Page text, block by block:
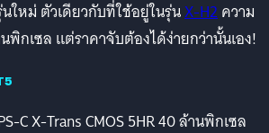
นใหม่ ตัวเดียวกับที่ใช้อยู่ในรุ่นX-H2ความ
พิกเซล แต่ราคาจับต้องได้ง่ายกว่านั้นเอง!
C X-Trans CMOS 5HR 40 ล้านพิกเซล